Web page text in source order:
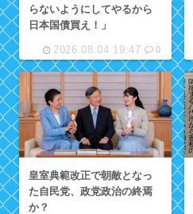
らないようにしてやるから
日本国債買え！」
2026.08.04 19:47 0
皇室典範改正で朝敵となっ
た自民党、政党政治の終焉
か？